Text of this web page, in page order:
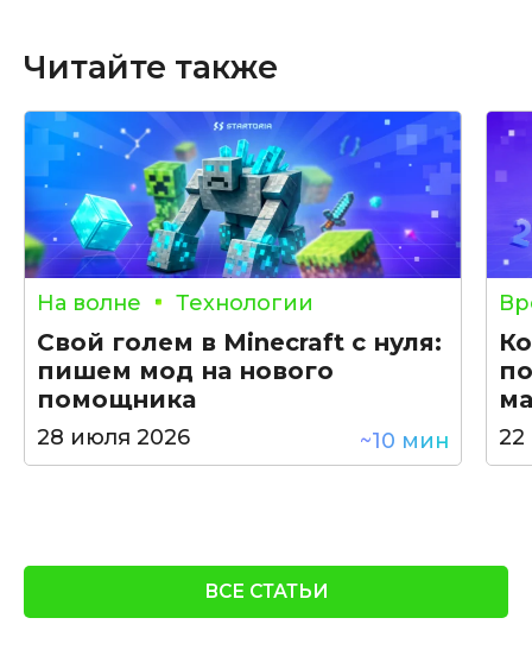
Читайте также
На волне Технологии
Свой голем в Minecraft с нуля:
пишем мод на нового
помощника
28 июля 2026 ~10 мин 22
ВСЕ СТАТЬИ